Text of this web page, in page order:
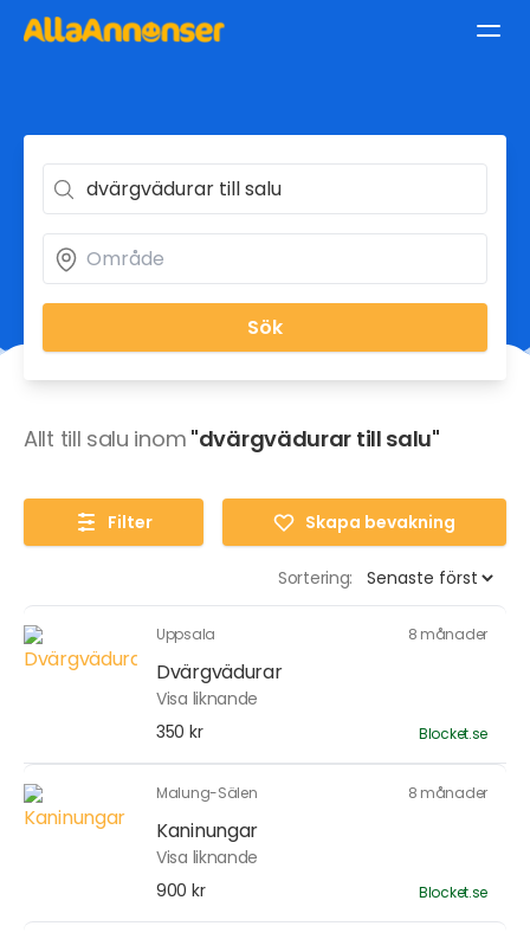
Sök
Allt till salu inom "dvärgvädurar till salu"
Filter Skapa bevakning
Sortering:
Uppsala 8 månader
Dvärgvädurar
Visa liknande
350 kr
Blocket.se
Malung-Sälen 8 månader
Kaninungar
Visa liknande
900 kr
Blocket.se